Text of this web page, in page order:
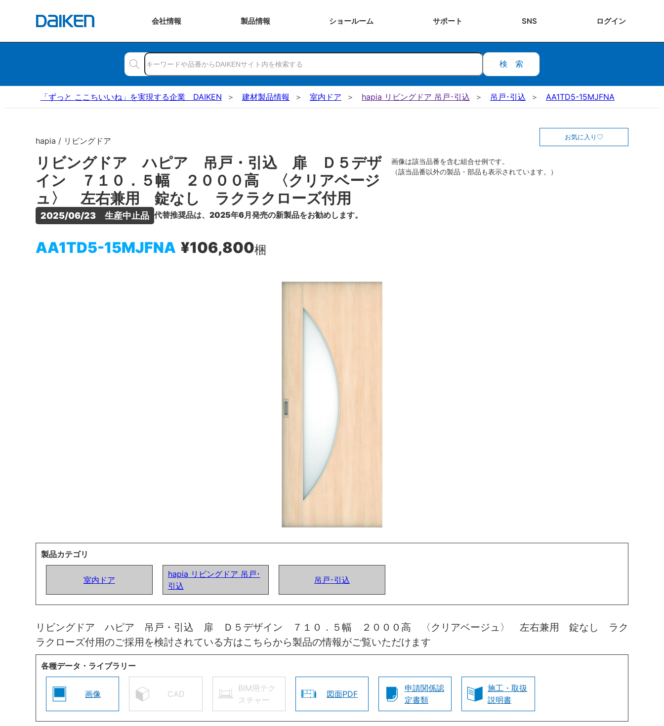
会社情報 製品情報 ショールーム サポート SNS ログイン
検索
「ずっと ここちいいね」を実現する企業 DAIKEN 建材製品情報 室内ドア hapia リビングドア 吊戸･引込 吊戸･引込 AA1TD5-15MJFNA
hapia / リビングドア
リビングドア ハピア 吊戸・引込 扉 Ｄ５デザ
イン ７１０．５幅 ２０００高 〈クリアベージ
ュ〉 左右兼用 錠なし ラクラクローズ付用
2025/06/23　生産中止品 代替推奨品は、2025年6月発売の新製品をお勧めします。
AA1TD5-15MJFNA ¥106,800梱
お気に入り
画像は該当品番を含む組合せ例です。
（該当品番以外の製品・部品も表示されています。）
製品カテゴリ
室内ドア
hapia リビングドア 吊戸･
引込
吊戸･引込
リビングドア ハピア 吊戸・引込 扉 Ｄ５デザイン ７１０．５幅 ２０００高 〈クリアベージュ〉 左右兼用 錠なし ラク
ラクローズ付用のご採用を検討されている方はこちらから製品の情報がご覧いただけます
各種データ・ライブラリー
画像 CAD
BIM用テク
スチャー
図面PDF
申請関係認
定書類
施工・取扱
説明書